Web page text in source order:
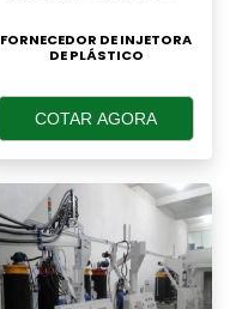
FORNECEDOR DE INJETORA
DE PLÁSTICO
COTAR AGORA